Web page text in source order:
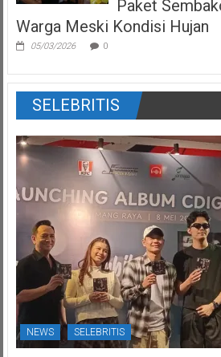
Paket
Warga Meski Kondisi Hujan
05/03/2026 0
SELEBRITIS
NEWS SELEBRITIS